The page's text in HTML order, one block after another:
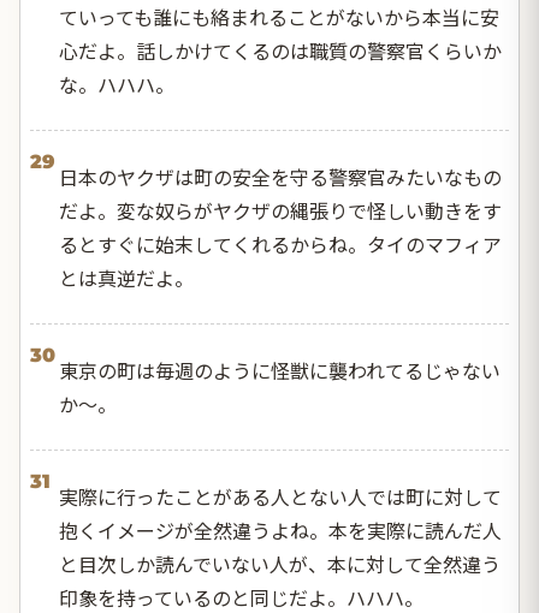
ていっても誰にも絡まれることがないから本当に安
心だよ。話しかけてくるのは職質の警察官くらいか
な。ハハハ。
29
日本のヤクザは町の安全を守る警察官みたいなもの
だよ。変な奴らがヤクザの縄張りで怪しい動きをす
るとすぐに始末してくれるからね。タイのマフィア
とは真逆だよ。
30
東京の町は毎週のように怪獣に襲われてるじゃない
か〜。
31
実際に行ったことがある人とない人では町に対して
抱くイメージが全然違うよね。本を実際に読んだ人
と目次しか読んでいない人が、本に対して全然違う
印象を持っているのと同じだよ。ハハハ。